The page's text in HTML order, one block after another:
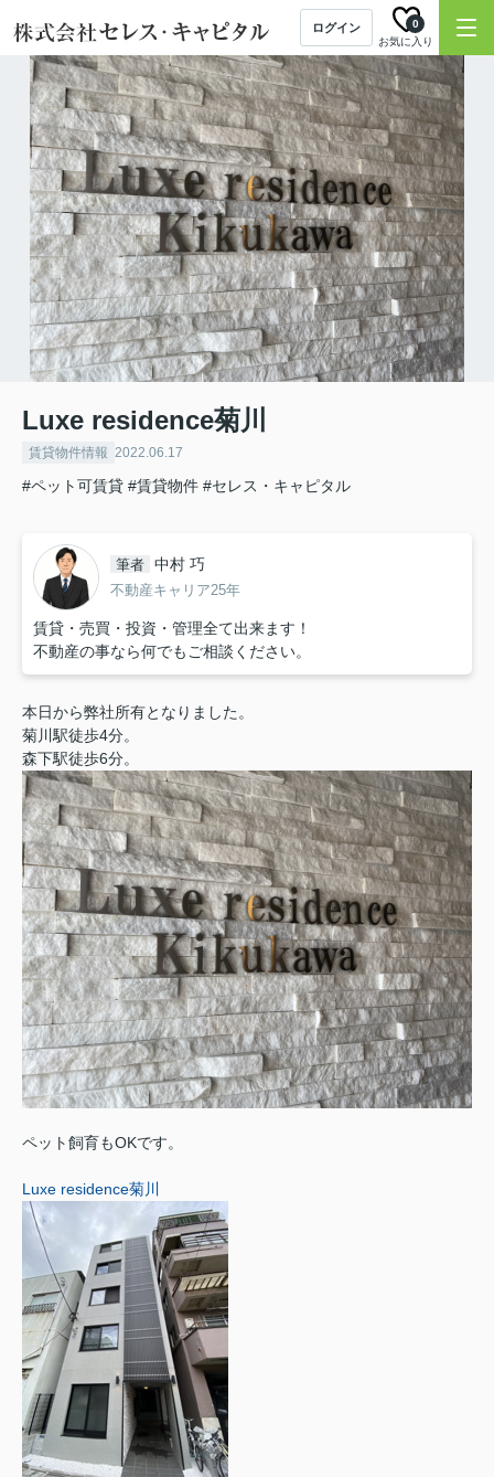
ログイン
お気に入り
0
Luxe residence菊川
賃貸物件情報 2022.06.17
#ペット可賃貸 #賃貸物件 #セレス・キャピタル
筆者 中村 巧
不動産キャリア25年
賃貸・売買・投資・管理全て出来ます！
不動産の事なら何でもご相談ください。
本日から弊社所有となりました。
菊川駅徒歩4分。
森下駅徒歩6分。
ペット飼育もOKです。
Luxe residence菊川